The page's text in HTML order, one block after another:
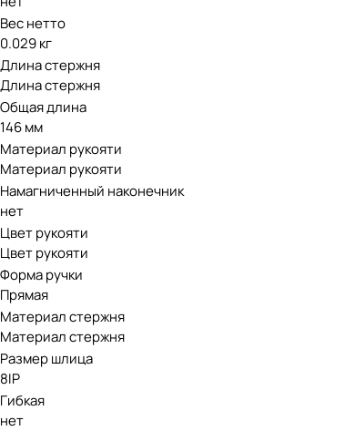
Вес нетто
0.029 кг
Длина стержня
Длина стержня
Общая длина
146 мм
Материал рукояти
Материал рукояти
Намагниченный наконечник
нет
Цвет рукояти
Цвет рукояти
Форма ручки
Прямая
Материал стержня
Материал стержня
Размер шлица
8IP
Гибкая
нет